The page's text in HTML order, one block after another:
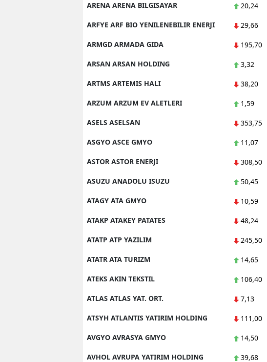
ARENA ARENA BILGISAYAR 20,24
ARFYE ARF BIO YENILENEBILIR ENERJI 29,66
ARMGD ARMADA GIDA 195,70
ARSAN ARSAN HOLDING 3,32
ARTMS ARTEMIS HALI 38,20
ARZUM ARZUM EV ALETLERI 1,59
ASELS ASELSAN 353,75
ASGYO ASCE GMYO 11,07
ASTOR ASTOR ENERJI 308,50
ASUZU ANADOLU ISUZU 50,45
ATAGY ATA GMYO 10,59
ATAKP ATAKEY PATATES 48,24
ATATP ATP YAZILIM 245,50
ATATR ATA TURIZM 14,65
ATEKS AKIN TEKSTIL 106,40
ATLAS ATLAS YAT. ORT. 7,13
ATSYH ATLANTIS YATIRIM HOLDING 111,00
AVGYO AVRASYA GMYO 14,50
AVHOL AVRUPA YATIRIM HOLDING 39,68